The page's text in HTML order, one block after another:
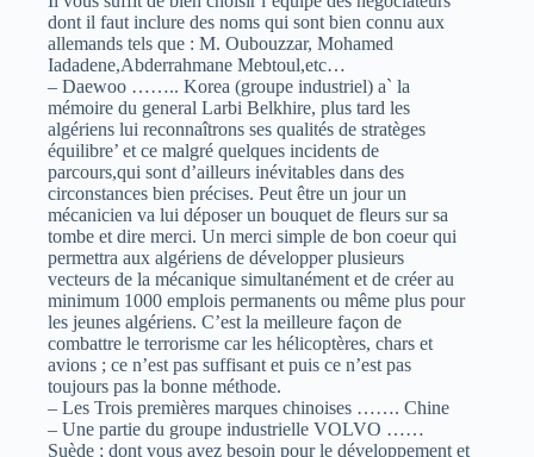
dont il faut inclure des noms qui sont bien connu aux
allemands tels que : M. Oubouzzar, Mohamed
Iadadene,Abderrahmane Mebtoul,etc…
– Daewoo …….. Korea (groupe industriel) a` la
mémoire du general Larbi Belkhire, plus tard les
algériens lui reconnaîtrons ses qualités de stratèges
équilibre’ et ce malgré quelques incidents de
parcours,qui sont d’ailleurs inévitables dans des
circonstances bien précises. Peut être un jour un
mécanicien va lui déposer un bouquet de fleurs sur sa
tombe et dire merci. Un merci simple de bon coeur qui
permettra aux algériens de développer plusieurs
vecteurs de la mécanique simultanément et de créer au
minimum 1000 emplois permanents ou même plus pour
les jeunes algériens. C’est la meilleure façon de
combattre le terrorisme car les hélicoptères, chars et
avions ; ce n’est pas suffisant et puis ce n’est pas
toujours pas la bonne méthode.
– Les Trois premières marques chinoises ……. Chine
– Une partie du groupe industrielle VOLVO ……
Suède ; dont vous avez besoin pour le développement et